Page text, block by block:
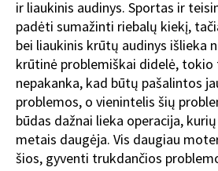
ir liaukinis audinys. Sportas ir
padėti sumažinti riebalų kiekį,
bei liaukinis krūtų audinys išlieka
krūtinė problemiškai didelė,
nepakanka, kad būtų pašalintos
problemos, o vienintelis šių
būdas dažnai lieka operacija,
metais daugėja. Vis daugiau
šios, gyventi trukdančios